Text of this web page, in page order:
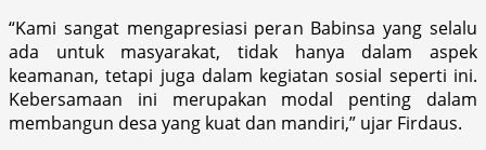
“Kami sangat mengapresiasi peran Babinsa yang selalu
ada untuk masyarakat, tidak hanya dalam aspek
keamanan, tetapi juga dalam kegiatan sosial seperti ini.
Kebersamaan ini merupakan modal penting dalam
membangun desa yang kuat dan mandiri,” ujar Firdaus.